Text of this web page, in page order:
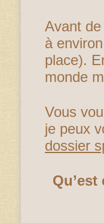
Avant
à
place).
monde
Vous
je peux
dossier